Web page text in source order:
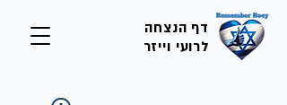
דף הנצחה
לרועי וייזר